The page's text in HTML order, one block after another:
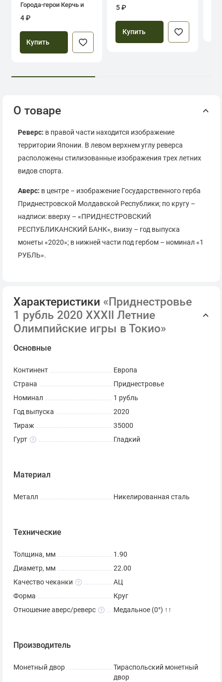
Города-герои Керчь и
4 ₽
Купить
5 ₽
Купить
О товаре
Реверс: в правой части находится изображение
территории Японии. В левом верхнем углу реверса
расположены стилизованные изображения трех летних
видов спорта.
Аверс: в центре – изображение Государственного герба
Приднестровской Молдавской Республики; по кругу –
надписи: вверху – «ПРИДНЕСТРОВСКИЙ
РЕСПУБЛИКАНСКИЙ БАНК», внизу – год выпуска
монеты «2020»; в нижней части под гербом – номинал «1
РУБЛЬ».
Характеристики «Приднестровье
1 рубль 2020 XXXII Летние
Олимпийские игры в Токио»
Основные
Континент
Европа
Страна
Приднестровье
Номинал
1 рубль
Год выпуска
2020
Тираж
35000
Гурт
Гладкий
Материал
Металл Никелированная сталь
Технические
Толщина, мм
1.90
Диаметр, мм
22.00
Качество чеканки
АЦ
Форма
Круг
Отношение аверс/реверс
Медальное (0°) ↑↑
Производитель
Монетный двор
Тираспольский монетный
двор